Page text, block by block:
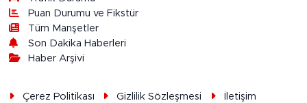
Puan Durumu ve Fikstür
Tüm Manşetler
Son Dakika Haberleri
Haber Arşivi
Çerez Politikası Gizlilik Sözleşmesi
İletişim